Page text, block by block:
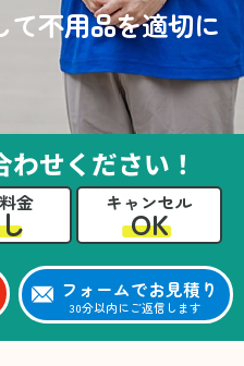
て不用品を適切に
せください！
金 キャンセル
OK
フォームでお見積り
30分以内にご返信します